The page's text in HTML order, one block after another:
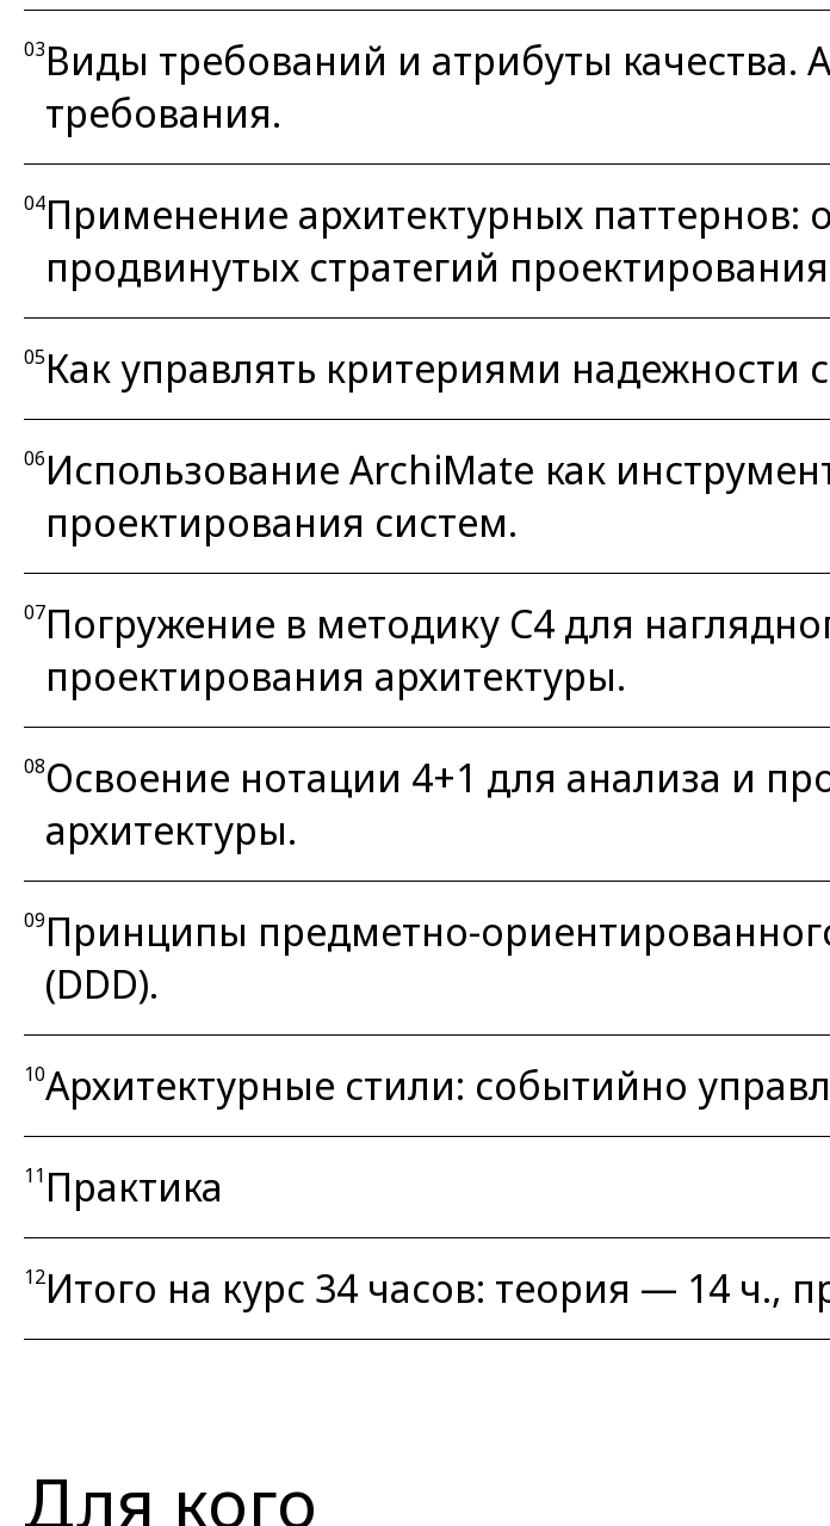
03Виды требований и атрибуты качества.
требования.
04Применение архитектурных паттернов:
продвинутых стратегий
05Как управлять критериями надежности
06Использование ArchiMate как
проектирования систем.
07Погружение в методику C4 для
проектирования архитектуры.
08Освоение нотации 4+1 для анализа и
архитектуры.
09Принципы предметно-
(DDD).
10Архитектурные стили: событийно
11 Практика
12Итого на курс 34 часов: теория — 14 ч.,
Для кого